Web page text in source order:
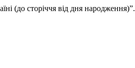
(до сторіччя від дня народження)”.